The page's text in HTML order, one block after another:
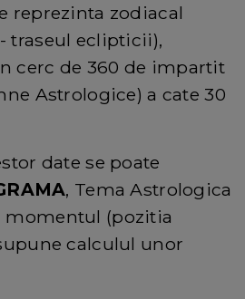
reprezinta zodiacal
traseul eclipticii),
cerc de 360 de impartit
Astrologice) a cate 30
date se poate
, Tema Astrologica
momentul (pozitia
calculul unor